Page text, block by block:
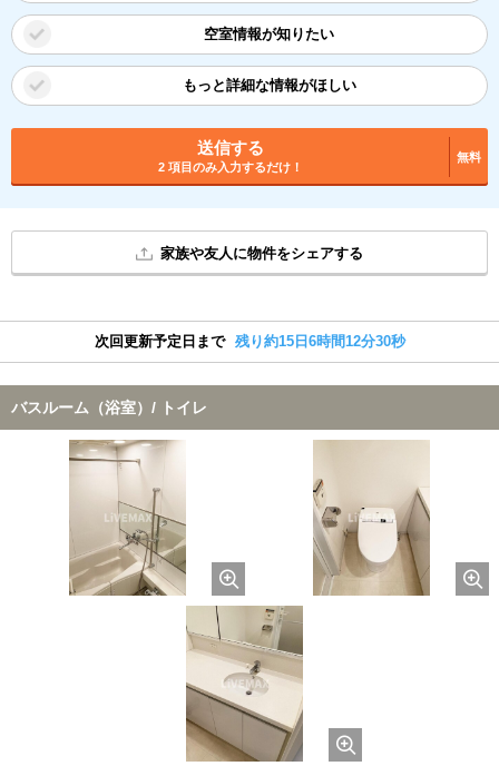
空室情報が知りたい
もっと詳細な情報がほしい
送信する
2 項目のみ入力するだけ！
無料
家族や友人に物件をシェアする
次回更新予定日まで 残り約15日6時間12分29秒
バスルーム（浴室）/ トイレ